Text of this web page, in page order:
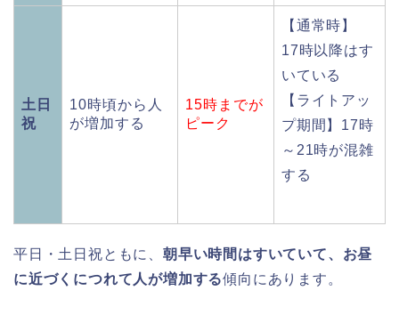
土日
祝
10時頃から人
が増加する
15時までが
ピーク
【通常時】
17時以降はす
いている
【ライトアッ
プ期間】17時
～21時が混雑
する
平日・土日祝ともに、 朝早い時間はすいていて、お昼
に近づくにつれて人が増加する傾向にあります。